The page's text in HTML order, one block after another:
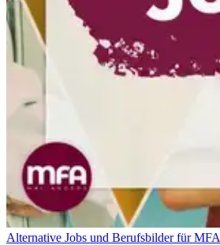
Alternative Jobs und Berufsbilder für MFA